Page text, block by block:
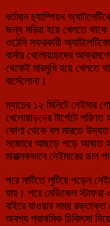
বর্তমান চ্যাম্পিয়ন
জন্য মরিয়া হয়ে খেলতে
ওঠেনি সফরকারী
বার্সার খেলোয়াড়দের
থেকেই মারমুখি হয়ে খেলতে
বার্সেলোনা।
ম্যাচের ১২ মিনিটে নেইমার
খেলোয়াড়দের টার্গেটে পরিণত
কোণা থেকে বল মারতে
সজোরে আছড়ে পড়ে আঘাত
মারাত্মকভাবে নেইমারের ডান
পরে মাটিতে লুটিয়ে পড়েন
যায়। পরে মেডিকেল স্টাফরা
বাইরে যাওয়ার সময় রক্তাক্ত
অবশ্য প্রাথমিক চিকিৎসা